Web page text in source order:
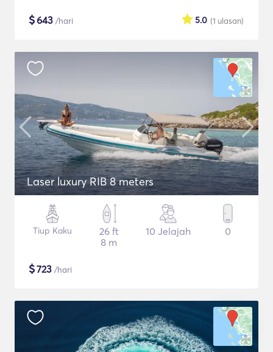
$643 /hari (1 ulasan)
5.0
Laser luxury RIB 8 meters
Tiup Kaku
26 ft
8 m
10 Jelajah 0
$723 /hari